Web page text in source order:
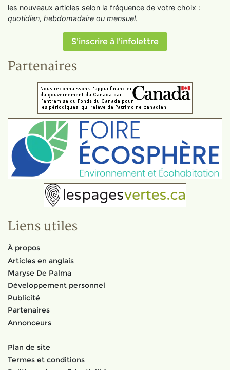
les nouveaux articles selon la fréquence de votre choix :
quotidien, hebdomadaire ou mensuel.
S'inscrire à l'infolettre
Partenaires
Liens utiles
À propos
Articles en anglais
Maryse De Palma
Développement personnel
Publicité
Partenaires
Annonceurs
Plan de site
Termes et conditions